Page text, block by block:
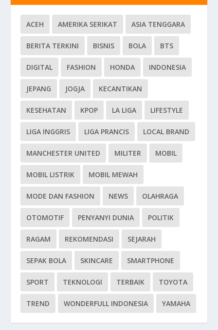
ACEH AMERIKA SERIKAT ASIA TENGGARA
BERITA TERKINI BISNIS BOLA BTS
DIGITAL FASHION HONDA INDONESIA
JEPANG JOGJA KECANTIKAN
KESEHATAN KPOP LA LIGA LIFESTYLE
LIGA INGGRIS LIGA PRANCIS LOCAL BRAND
MANCHESTER UNITED MILITER MOBIL
MOBIL LISTRIK MOBIL MEWAH
MODE DAN FASHION NEWS OLAHRAGA
OTOMOTIF PENYANYI DUNIA POLITIK
RAGAM REKOMENDASI SEJARAH
SEPAK BOLA SKINCARE SMARTPHONE
SPORT TEKNOLOGI TERBAIK TOYOTA
TREND WONDERFULL INDONESIA YAMAHA